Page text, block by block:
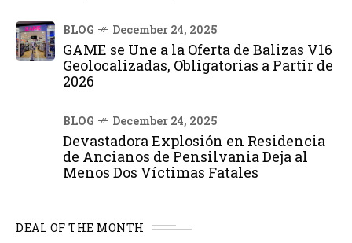
BLOG December 24, 2025
GAME se Une a la Oferta de Balizas V16
Geolocalizadas, Obligatorias a Partir de
2026
BLOG December 24, 2025
Devastadora Explosión en Residencia
de Ancianos de Pensilvania Deja al
Menos Dos Víctimas Fatales
DEAL OF THE MONTH